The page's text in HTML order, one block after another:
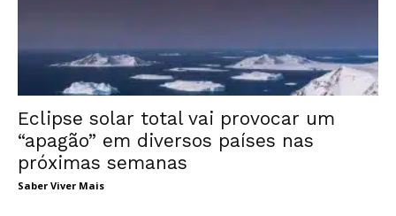
Eclipse solar total vai provocar um
“apagão” em diversos países nas
próximas semanas
Saber Viver Mais